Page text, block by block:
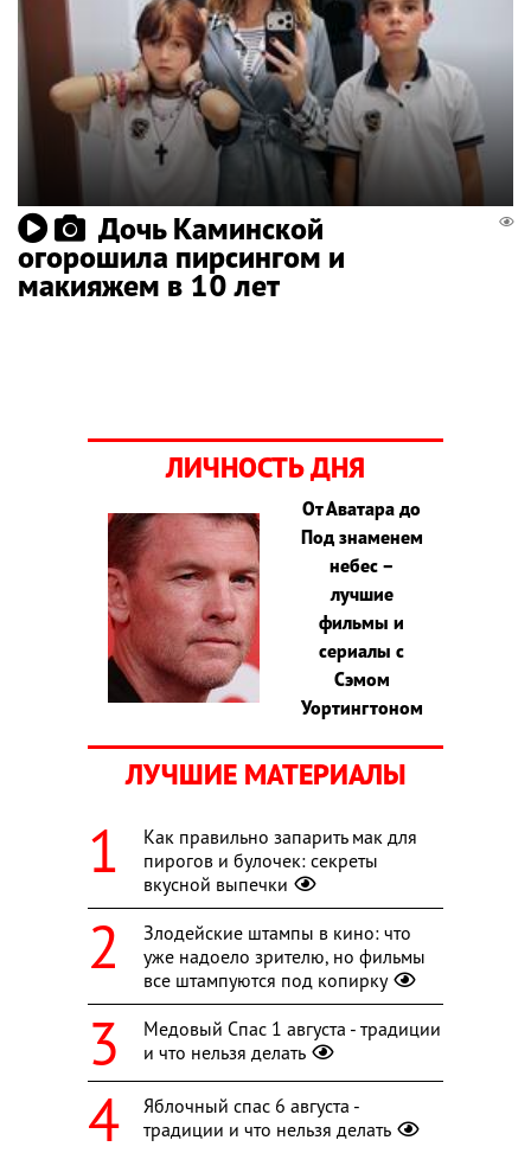
Дочь Каминской
огорошила пирсингом и
макияжем в 10 лет
ЛИЧНОСТЬ ДНЯ
От Аватара до
Под знаменем
небес –
лучшие
фильмы и
сериалы с
Сэмом
Уортингтоном
ЛУЧШИЕ МАТЕРИАЛЫ
Как правильно запарить мак для
пирогов и булочек: секреты
вкусной выпечки
Злодейские штампы в кино: что
уже надоело зрителю, но фильмы
все штампуются под копирку
Медовый Спас 1 августа - традиции
и что нельзя делать
Яблочный спас 6 августа -
традиции и что нельзя делать